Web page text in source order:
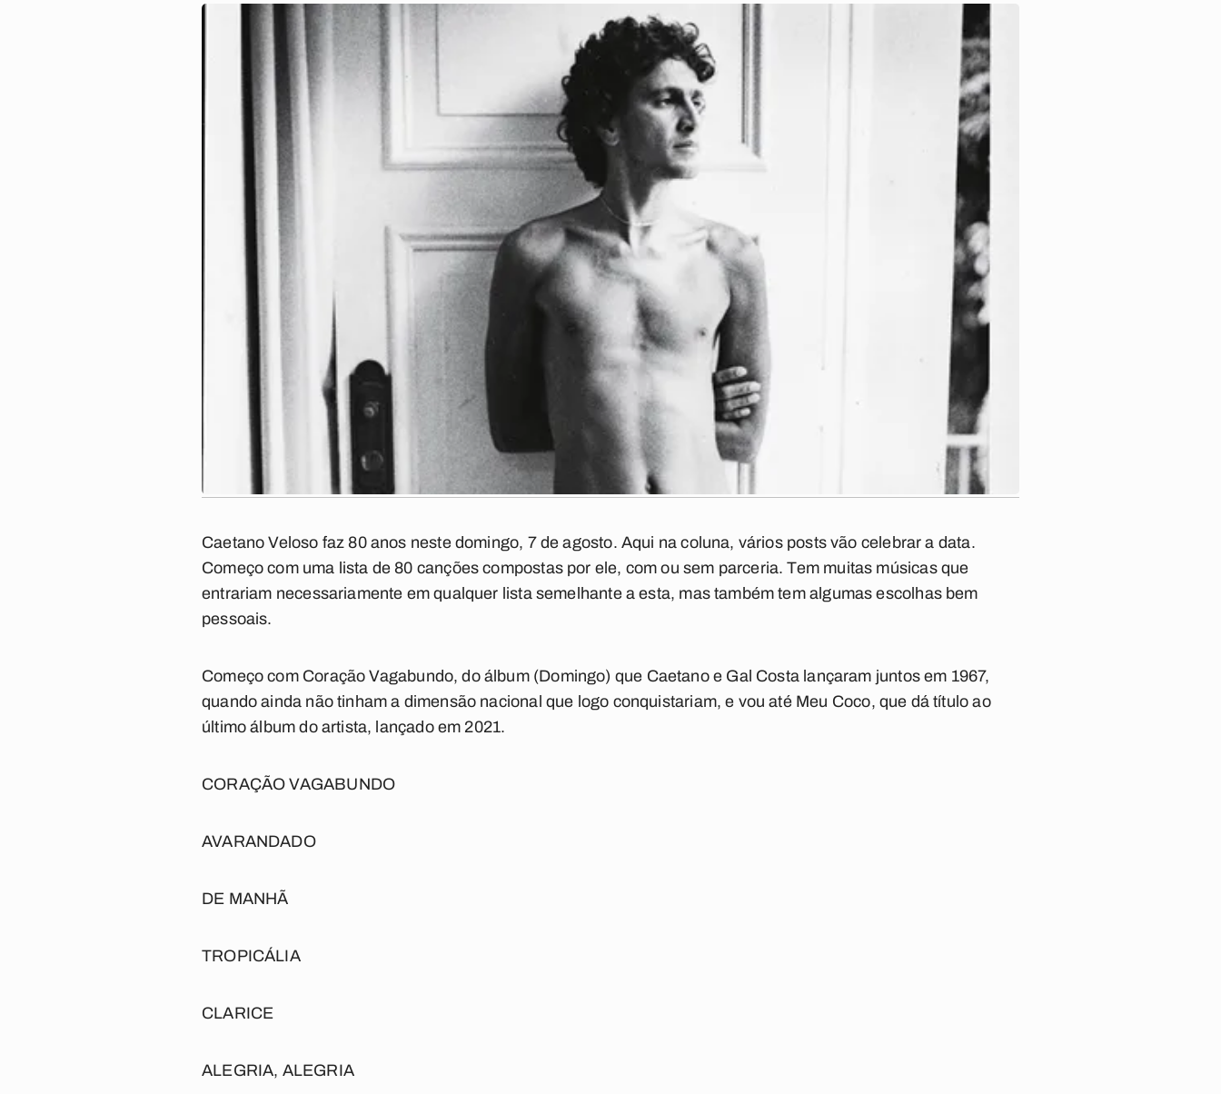
Caetano Veloso faz 80 anos neste domingo, 7 de agosto. Aqui na coluna, vários posts vão celebrar a data.
Começo com uma lista de 80 canções compostas por ele, com ou sem parceria. Tem muitas músicas que
entrariam necessariamente em qualquer lista semelhante a esta, mas também tem algumas escolhas bem
pessoais.
Começo com Coração Vagabundo, do álbum (Domingo) que Caetano e Gal Costa lançaram juntos em 1967,
quando ainda não tinham a dimensão nacional que logo conquistariam, e vou até Meu Coco, que dá título ao
último álbum do artista, lançado em 2021.
CORAÇÃO VAGABUNDO
AVARANDADO
DE MANHÃ
TROPICÁLIA
CLARICE
ALEGRIA, ALEGRIA